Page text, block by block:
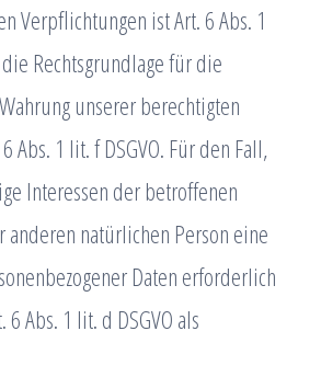
Verpflichtungen ist Art. 6 Abs. 1
Rechtsgrundlage für die
unserer berechtigten
Abs. 1 lit. f DSGVO. Für den Fall,
Interessen der betroffenen
anderen natürlichen Person eine
Daten erforderlich
Abs. 1 lit. d DSGVO als